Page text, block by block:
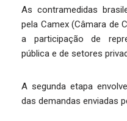
As contramedidas
pela Camex (Câmara de
a participação de
pública e de setores
A segunda etapa
das demandas enviadas